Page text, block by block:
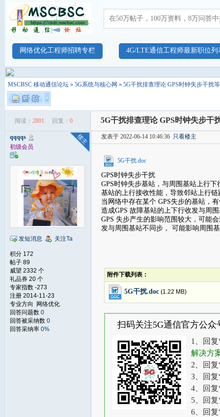
网络优化工程师招聘专栏 4G/LTE通信工程师最新职位列
MSCBSC 移动通信论坛 » 5G系统与核心网 » 5G干扰排查理论 GPS时钟失步干扰
阅读： 2801 回复： 0 5G干扰排查理论 GPS时钟失步干
qqqqs
初级会员
发短消息 关注Ta
积分 172
帖子 89
威望 2332 个
礼品券 20 个
专家指数 -273
注册 2014-11-23
专业方向 网络优化
回答问题数 0
回答被采纳数 0
回答采纳率 0%
发表于 2022-06-14 10:46:36 只看楼主
5G干扰.doc
GPS时钟失步干扰
GPS时钟失步基站，与周围基站上行
基站的上行接收性能，导致邻站上行
当网络中存在某个 GPS失步的基站，
造成GPS 故障基站的上下行收发与周
GPS 失步产生的影响范围较大，可能
发与周围基站不同步， 可能影响周围
附件下载列表：
5G干扰.doc (1.22 MB)
扫码关注5G通信官方公
1、回复
解决方
2、回复
3、回复
4、回复
5、回复
6、回复